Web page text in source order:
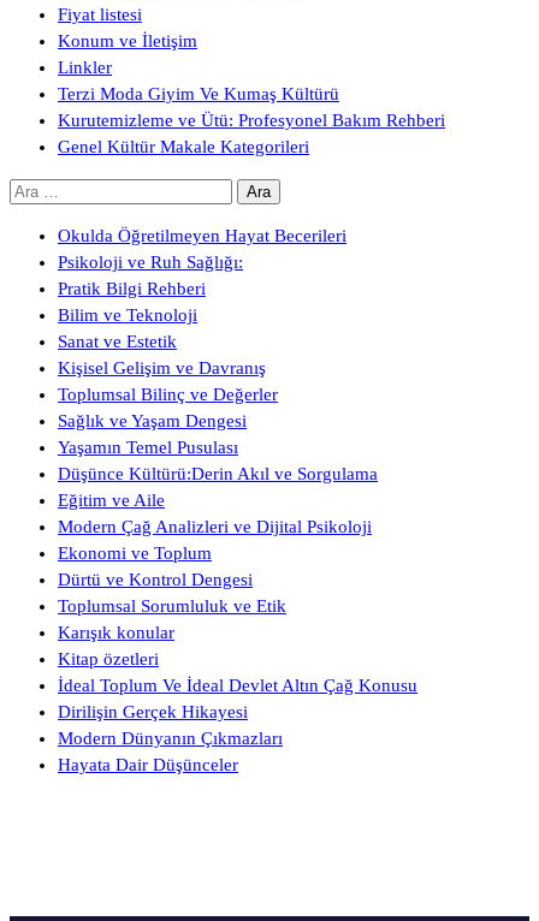
Fiyat listesi
Konum ve İletişim
Linkler
Terzi Moda Giyim Ve Kumaş Kültürü
Kurutemizleme ve Ütü: Profesyonel Bakım Rehberi
Genel Kültür Makale Kategorileri
Arama:
Okulda Öğretilmeyen Hayat Becerileri
Psikoloji ve Ruh Sağlığı:
Pratik Bilgi Rehberi
Bilim ve Teknoloji
Sanat ve Estetik
Kişisel Gelişim ve Davranış
Toplumsal Bilinç ve Değerler
Sağlık ve Yaşam Dengesi
Yaşamın Temel Pusulası
Düşünce Kültürü:Derin Akıl ve Sorgulama
Eğitim ve Aile
Modern Çağ Analizleri ve Dijital Psikoloji
Ekonomi ve Toplum
Dürtü ve Kontrol Dengesi
Toplumsal Sorumluluk ve Etik
Karışık konular
Kitap özetleri
İdeal Toplum Ve İdeal Devlet Altın Çağ Konusu
Dirilişin Gerçek Hikayesi
Modern Dünyanın Çıkmazları
Hayata Dair Düşünceler